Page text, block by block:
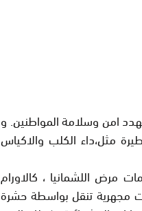
امن وسلامة المواطنين. و
مثل،داء الكلب والاكياس
مرض اللشمانيا ، كالاورام
مجهرية تنقل بواسطة حشرة